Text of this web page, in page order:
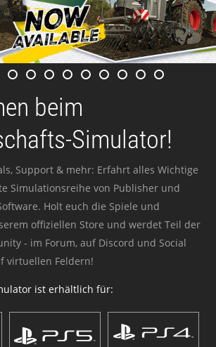
beim
Simulator!
Support & mehr: Erfahrt alles Wichtige
Simulationsreihe von Publisher und
Holt euch die Spiele und
offiziellen Store und werdet Teil der
- im Forum, auf Discord und Social
virtuellen Feldern!
ist erhältlich für: